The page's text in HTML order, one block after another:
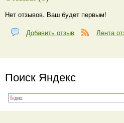
Нет отзывов. Ваш будет первым!
Добавить отзыв
Лента
Поиск Яндекс